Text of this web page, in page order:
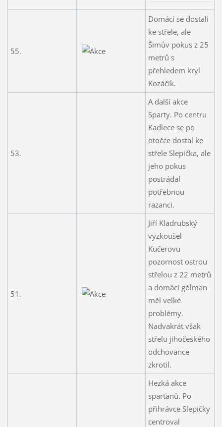
55.
Domácí se dostali
ke střele, ale
Šimův pokus z 25
metrů s
přehledem kryl
Kozáčik.
53.
A další akce
Sparty. Po centru
Kadlece se po
otočce dostal ke
střele Slepička, ale
jeho pokus
postrádal
potřebnou
razanci.
51.
Jiří Kladrubský
vyzkoušel
Kučerovu
pozornost ostrou
střelou z 22 metrů
a domácí gólman
měl velké
problémy.
Nadvakrát však
střelu jihočeského
odchovance
zkrotil.
Hezká akce
sparťanů. Po
přihrávce Slepičky
centroval